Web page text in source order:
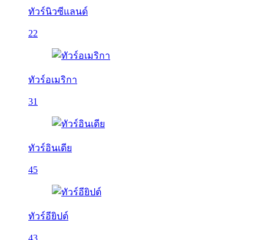
ทัวร์นิวซีแลนด์
22
ทัวร์อเมริกา
31
ทัวร์อินเดีย
45
ทัวร์อียิปต์
43